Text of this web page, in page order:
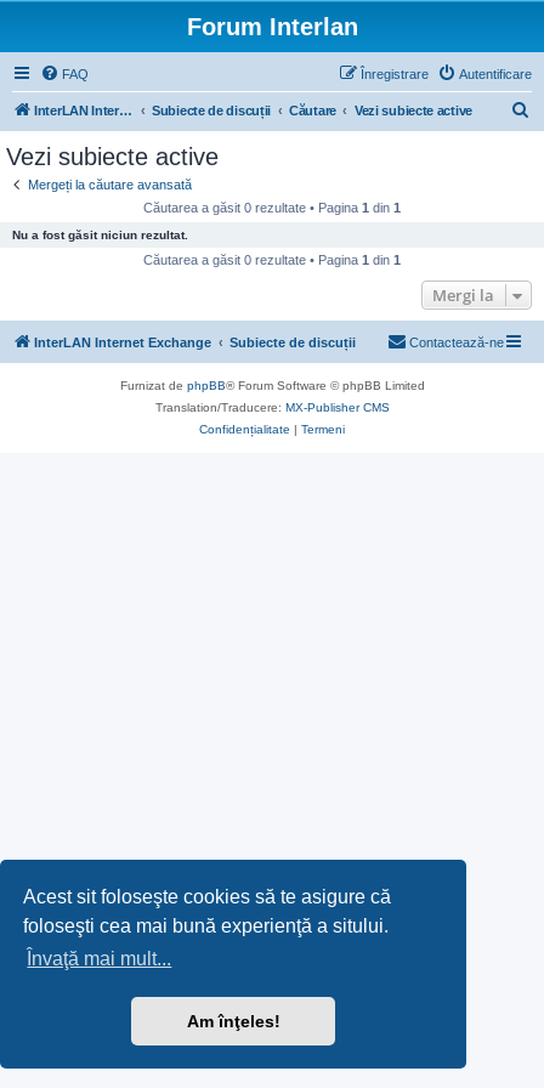
Acest sit foloseşte cookies să te asigure că
foloseşti cea mai bună experienţă a sitului.
Învaţă mai mult...
Am înţeles!
Forum Interlan
FAQ Autentificare
Înregistrare
InterLAN Internet Exchange Subiecte de discuții Căutare Vezi subiecte active
e
Vezi subiecte active
Mergeți la căutare avansată
Căutarea a găsit 0 rezultate • Pagina 1 din 1
Nu a fost găsit niciun rezultat.
Căutarea a găsit 0 rezultate • Pagina 1 din 1
Mergi la
InterLAN Internet Exchange Subiecte de discuții Contactează-ne
Furnizat de phpBB® Forum Software © phpBB Limited
Translation/Traducere: MX-Publisher CMS
Confidențialitate | Termeni